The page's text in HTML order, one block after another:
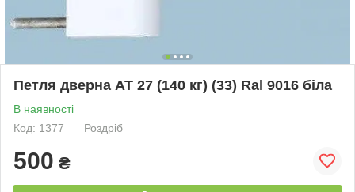
Петля дверна АТ 27 (140 кг) (33) Ral 9016 біла
В наявності
Код: 1377
Роздріб
500 ₴